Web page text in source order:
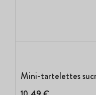
Mini-tartelettes